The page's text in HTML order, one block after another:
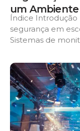
um
Índice
segurança em
Sistemas de